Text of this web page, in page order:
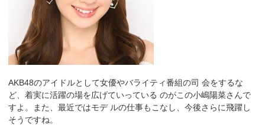
AKB48のアイドルとして女優やバライティ番組の司 会をするな
ど、着実に活躍の場を広げていっている のがこの小嶋陽菜さんで
すよ。また、最近ではモデ ルの仕事もこなし、今後さらに飛躍し
そうですね。